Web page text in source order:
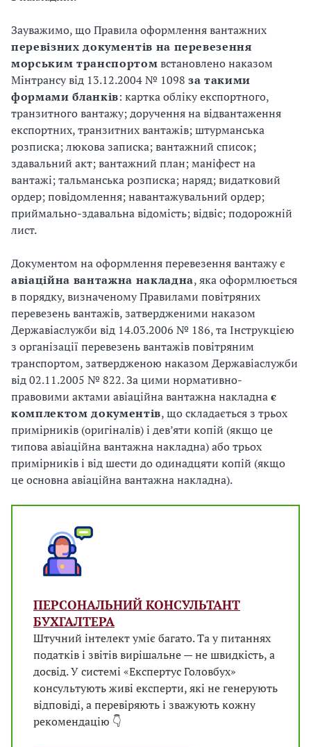
Зауважимо, що Правила оформлення вантажних
перевізних документів на перевезення
морським транспортомвстановлено наказом
Мінтрансу від 13.12.2004 № 1098 за такими
формами бланків: картка обліку експортного,
транзитного вантажу; доручення на відвантаження
експортних, транзитних вантажів; штурманська
розписка; люкова записка; вантажний список;
здавальний акт; вантажний план; маніфест на
вантажі; тальманська розписка; наряд; видатковий
ордер; повідомлення; навантажувальний ордер;
приймально-здавальна відомість; відвіс; подорожній
лист.
Документом на оформлення перевезення вантажу є
авіаційна вантажна накладна, яка оформлюється
в порядку, визначеному Правилами повітряних
перевезень вантажів, затвердженими наказом
Державіаслужби від 14.03.2006 № 186, та Інструкцією
з організації перевезень вантажів повітряним
транспортом, затвердженою наказом Державіаслужби
від 02.11.2005 № 822. За цими нормативно-
правовими актами авіаційна вантажна накладнає
комплектом документів, що складається з трьох
примірників (оригіналів) і дев’яти копій (якщо це
типова авіаційна вантажна накладна) або трьох
примірників і від шести до одинадцяти копій (якщо
це основна авіаційна вантажна накладна).
ПЕРСОНАЛЬНИЙ КОНСУЛЬТАНТ
БУХГАЛТЕРА
Штучний інтелект уміє багато. Та у питаннях
податків і звітів вирішальне — не швидкість, а
досвід. У системі «Експертус Головбух»
консультують живі експерти, які не генерують
відповіді, а перевіряють і зважують кожну
рекомендацію 👇